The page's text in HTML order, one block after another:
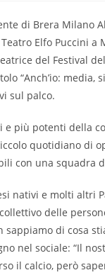
di Brera Milano
Elfo Puccini a
del Festival
“Anch’io: media,
sul palco.
più potenti della
quotidiano di
con una squadra
nativi e molti altri
delle
di cosa
nel sociale: “Il
il calcio, però